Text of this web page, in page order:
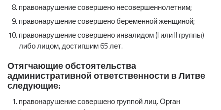
правонарушение совершено несовершеннолетним;
правонарушение совершено беременной женщиной;
правонарушение совершено инвалидом (I или II группы)
либо лицом, достигшим 65 лет.
Отягчающие обстоятельства
административной ответственности в Литве
следующие:
правонарушение совершено группой лиц. Орган